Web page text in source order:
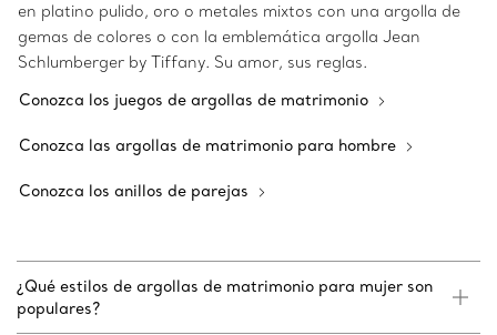
en platino pulido, oro o metales mixtos con una argolla de
gemas de colores o con la emblemática argolla Jean
Schlumberger by Tiffany. Su amor, sus reglas.
Conozca los juegos de argollas de matrimonio
Conozca las argollas de matrimonio para hombre
Conozca los anillos de parejas
¿Qué estilos de argollas de matrimonio para mujer son
populares?